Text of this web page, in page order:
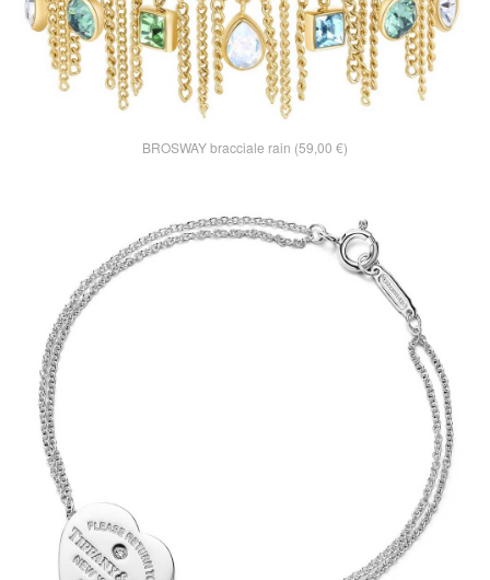
BROSWAY bracciale rain (59,00 €)